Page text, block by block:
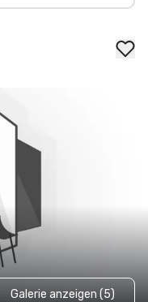
Galerie anzeigen (5)